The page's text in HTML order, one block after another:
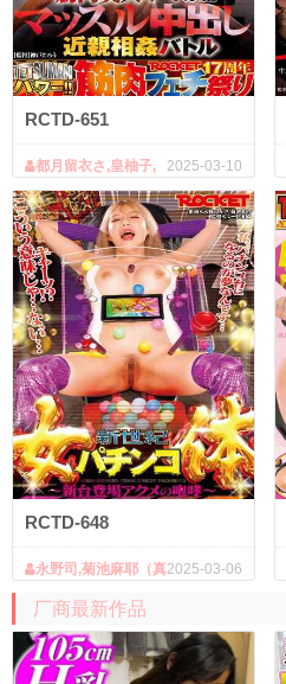
RCTD-651
2025-03-10
都月留衣さ,皇柚子,
春谷美雨
RCTD-648
2025-03-06
永野司,菊池麻耶（真
厂商最新作品